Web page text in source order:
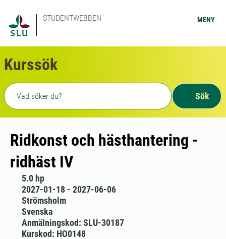
STUDENTWEBBEN MENY
Kurssök
Fritext sökning
Sök
Ridkonst och hästhantering -
ridhäst IV
5.0 hp
2027-01-18 - 2027-06-06
Strömsholm
Svenska
Anmälningskod: SLU-30187
Kurskod: HO0148